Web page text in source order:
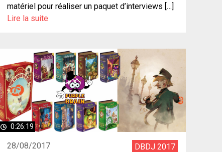
matériel pour réaliser un paquet d’interviews […]
Lire la suite
0:26:19
28/08/2017 DBDJ 2017